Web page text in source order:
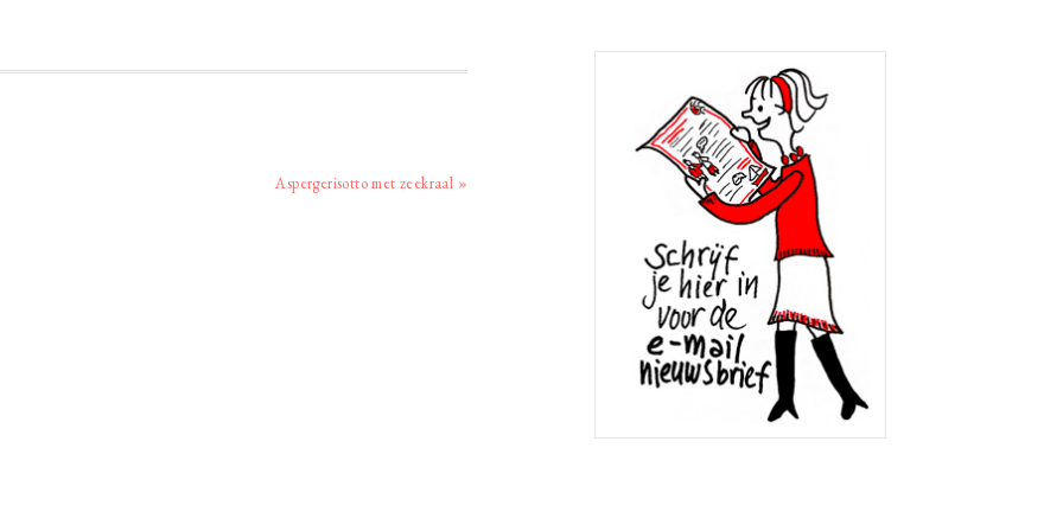
Volgend
Aspergerisotto met zeekraal »